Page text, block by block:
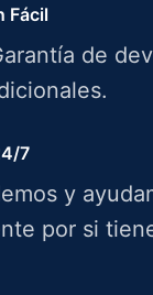
Fácil
de
7
y
por si